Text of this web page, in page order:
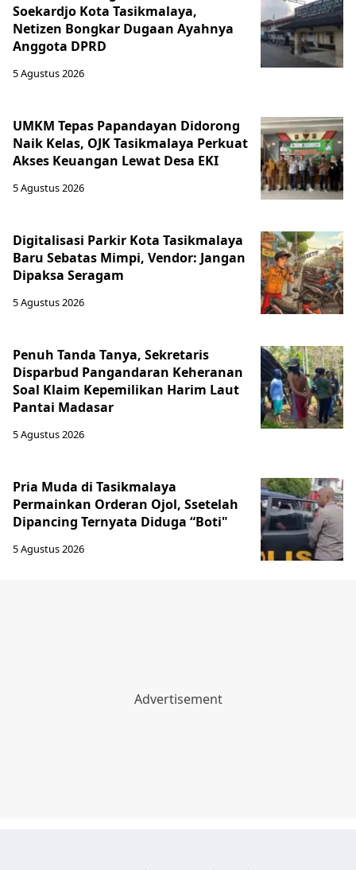
Soekardjo Kota Tasikmalaya,
Netizen Bongkar Dugaan Ayahnya
Anggota DPRD
5 Agustus 2026
UMKM Tepas Papandayan Didorong
Naik Kelas, OJK Tasikmalaya Perkuat
Akses Keuangan Lewat Desa EKI
5 Agustus 2026
Digitalisasi Parkir Kota Tasikmalaya
Baru Sebatas Mimpi, Vendor: Jangan
Dipaksa Seragam
5 Agustus 2026
Penuh Tanda Tanya, Sekretaris
Disparbud Pangandaran Keheranan
Soal Klaim Kepemilikan Harim Laut
Pantai Madasar
5 Agustus 2026
Pria Muda di Tasikmalaya
Permainkan Orderan Ojol, Ssetelah
Dipancing Ternyata Diduga “Boti"
5 Agustus 2026